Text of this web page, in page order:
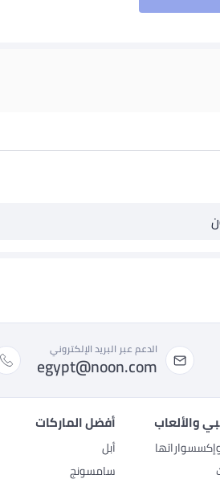
الدعم عبر البريد الإلكتروني
egypt@noon.com
والألعاب أفضل الماركات
أبل
سامسونج